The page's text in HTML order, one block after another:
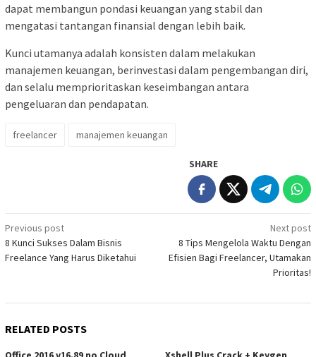
dapat membangun pondasi keuangan yang stabil dan
mengatasi tantangan finansial dengan lebih baik.
Kunci utamanya adalah konsisten dalam melakukan
manajemen keuangan, berinvestasi dalam pengembangan diri,
dan selalu memprioritaskan keseimbangan antara
pengeluaran dan pendapatan.
freelancer manajemen keuangan
SHARE
Post
navigation
Previous post
8 Kunci Sukses Dalam Bisnis
Freelance Yang Harus Diketahui
Next post
8 Tips Mengelola Waktu Dengan
Efisien Bagi Freelancer, Utamakan
Prioritas!
RELATED POSTS